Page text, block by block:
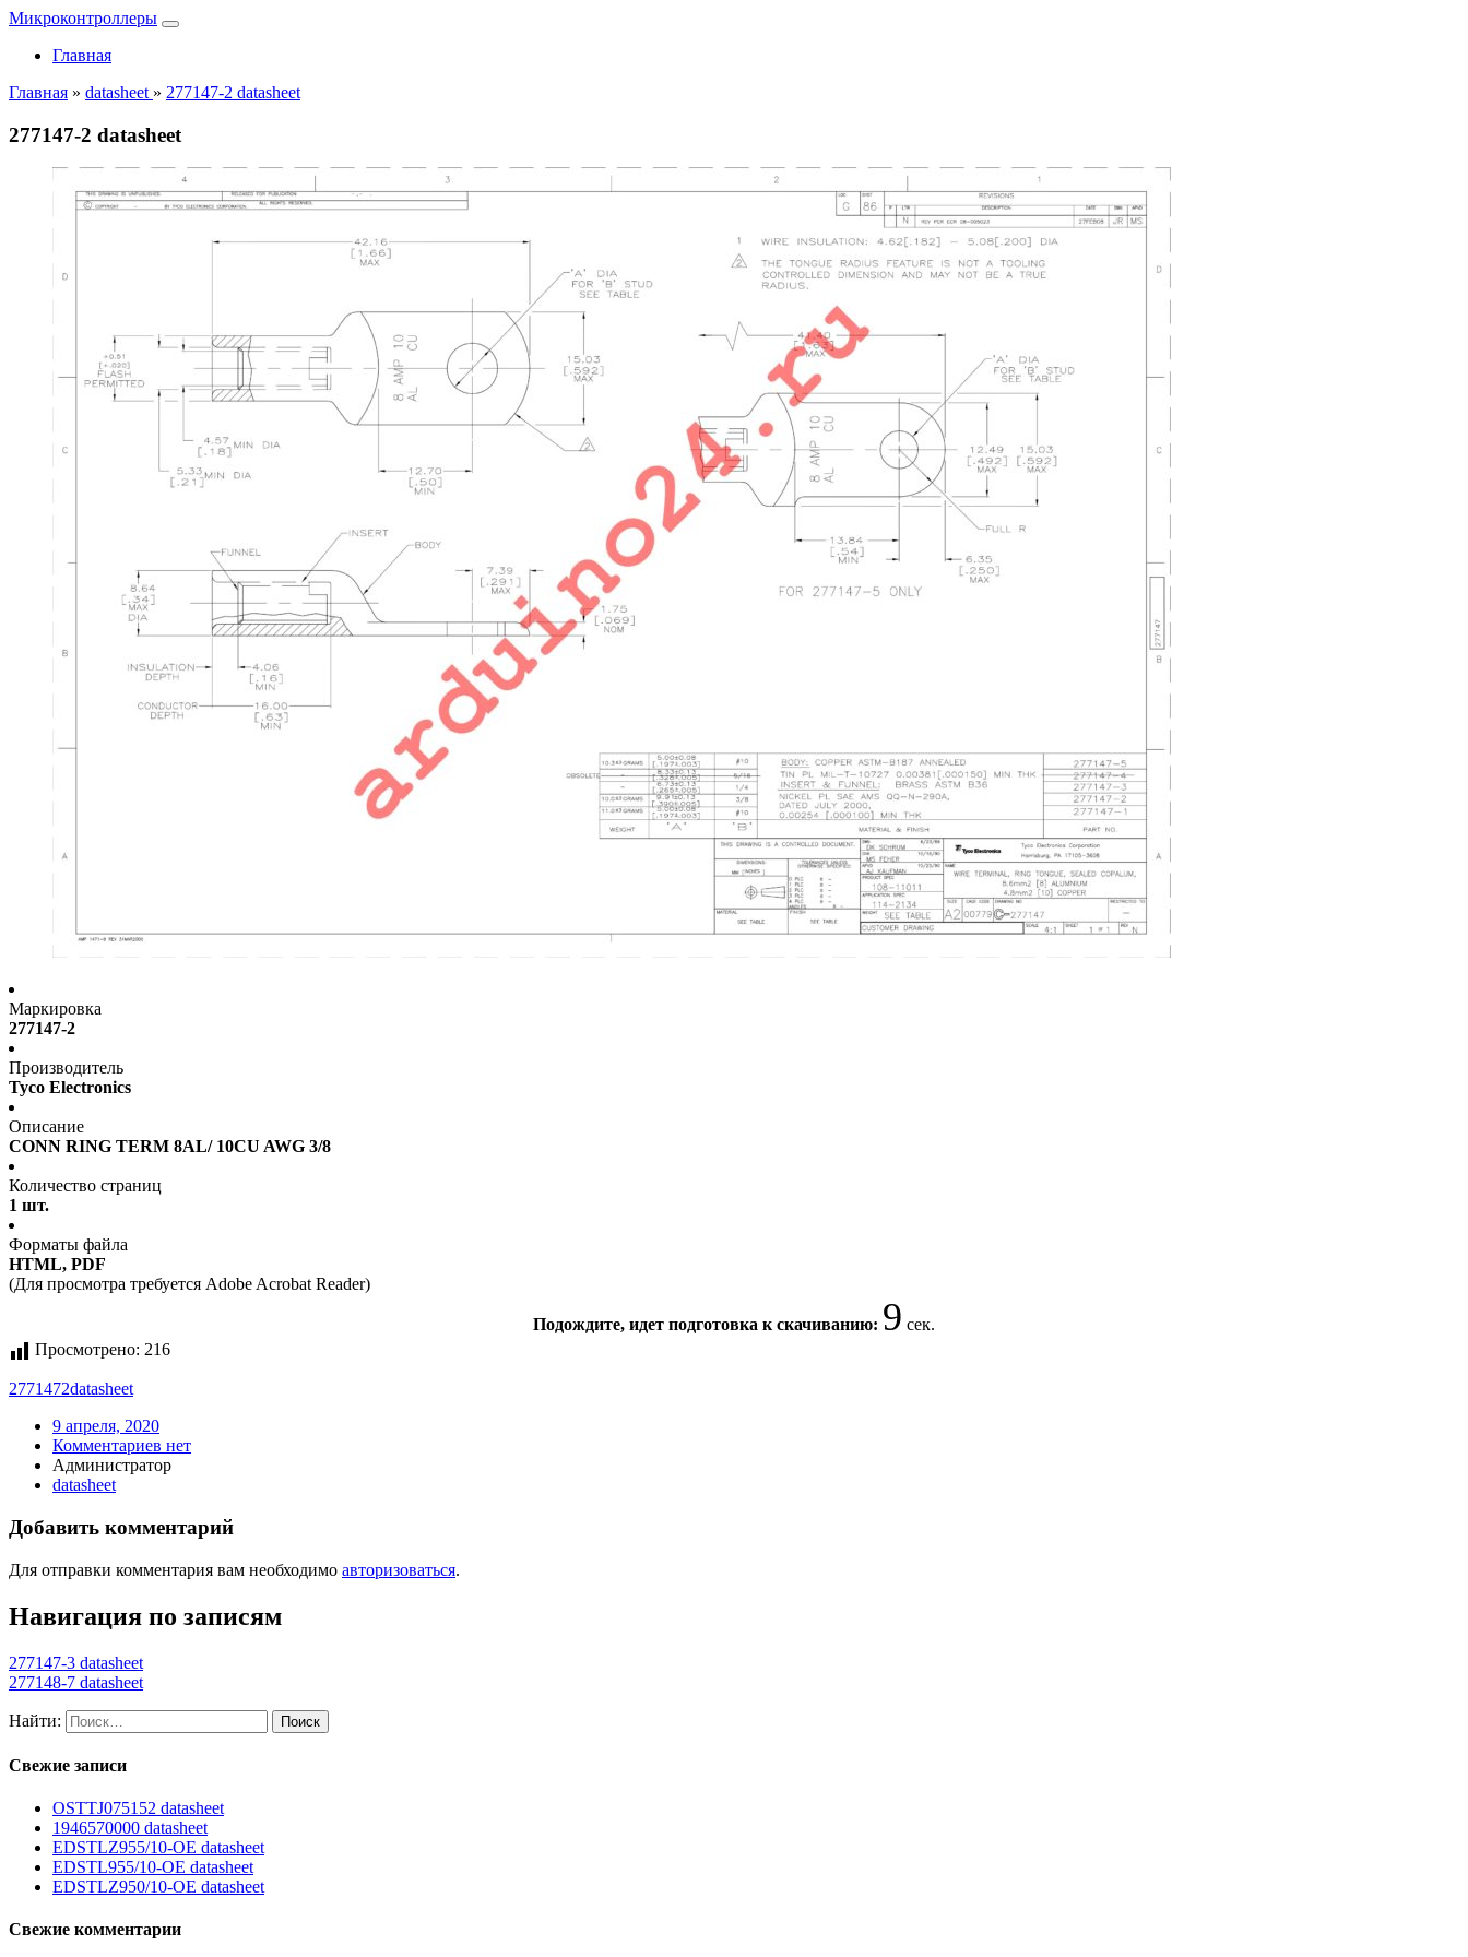
Микроконтроллеры
Главная
Главная » datasheet » 277147-2 datasheet
277147-2 datasheet
Маркировка
277147-2
Производитель
Tyco Electronics
Описание
CONN RING TERM 8AL/ 10CU AWG 3/8
Количество страниц
1 шт.
Форматы файла
HTML, PDF
(Для просмотра требуется Adobe Acrobat Reader)
Подождите, идет подготовка к скачиванию: 9 сек.
Просмотрено: 216
2771472datasheet
9 апреля, 2020
Комментариев нет
Администратор
datasheet
Добавить комментарий
Для отправки комментария вам необходимо авторизоваться.
Навигация по записям
277147-3 datasheet
277148-7 datasheet
Найти:
Свежие записи
OSTTJ075152 datasheet
1946570000 datasheet
EDSTLZ955/10-OE datasheet
EDSTL955/10-OE datasheet
EDSTLZ950/10-OE datasheet
Свежие комментарии